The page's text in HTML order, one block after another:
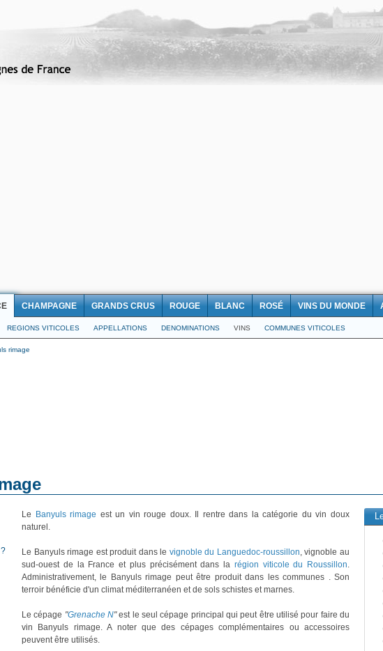
CHAMPAGNE GRANDS CRUS ROUGE BLANC ROSÉ VINS DU MONDE
REGIONS VITICOLES APPELLATIONS DENOMINATIONS VINS COMMUNES VITICOLES
rimage
Le Banyuls rimage est un vin rouge doux. Il rentre dans la catégorie du vin doux
naturel.
Le Banyuls rimage est produit dans le vignoble du Languedoc-roussillon, vignoble au
sud-ouest de la France et plus précisément dans la région viticole du Roussillon.
Administrativement, le Banyuls rimage peut être produit dans les communes . Son
terroir bénéficie d'un climat méditerranéen et de sols schistes et marnes.
Le cépage "Grenache N"est le seul cépage principal qui peut être utilisé pour faire du
vin Banyuls rimage. A noter que des cépages complémentaires ou accessoires
peuvent être utilisés.